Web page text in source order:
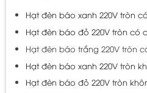
Hạt đèn báo xanh 220V tròn
Hạt đèn báo đỏ 220V tròn có
Hạt đèn báo trắng 220V tròn
Hạt đèn báo xanh 220V tròn
Hạt đèn báo đỏ 220V tròn